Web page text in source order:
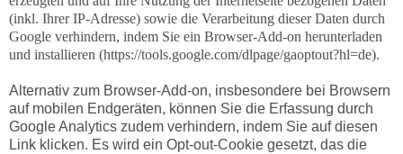
(inkl. Ihrer IP-Adresse) sowie die Verarbeitung dieser Daten durch
Google verhindern, indem Sie ein Browser-Add-on herunterladen
und installieren (https://tools.google.com/dlpage/gaoptout?hl=de).
Alternativ zum Browser-Add-on, insbesondere bei Browsern
auf mobilen Endgeräten, können Sie die Erfassung durch
Google Analytics zudem verhindern, indem Sie auf diesen
Link klicken. Es wird ein Opt-out-Cookie gesetzt, das die